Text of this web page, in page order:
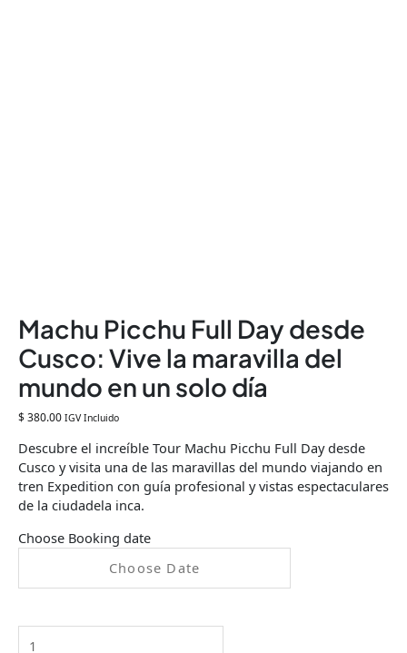
Machu Picchu Full Day desde
Cusco: Vive la maravilla del
mundo en un solo día
$380.00 IGV Incluido
Descubre el increíble Tour Machu Picchu Full Day desde
Cusco y visita una de las maravillas del mundo viajando en
tren Expedition con guía profesional y vistas espectaculares
de la ciudadela inca.
Choose Booking date